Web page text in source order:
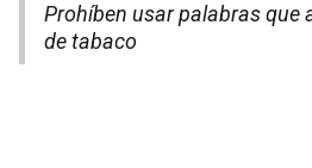
Prohíben usar palabras que
de tabaco